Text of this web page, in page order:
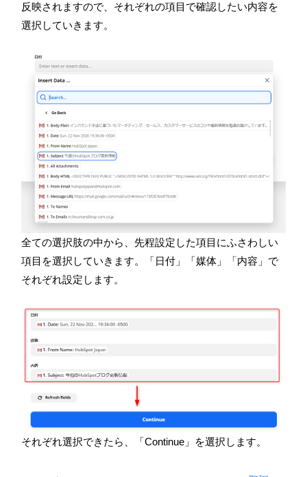
反映されますので、それぞれの項目で確認したい内容を
選択していきます。
全ての選択肢の中から、先程設定した項目にふさわしい
項目を選択していきます。「日付」「媒体」「内容」で
それぞれ設定します。
それぞれ選択できたら、「Continue 」を選択します。